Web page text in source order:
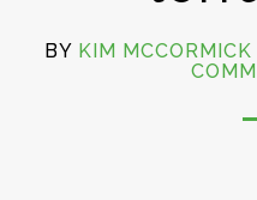
BY KIM MCCORMICK